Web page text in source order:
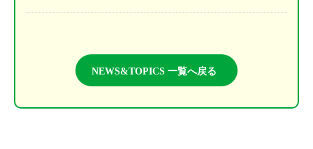
NEWS&TOPICS 一覧へ戻る